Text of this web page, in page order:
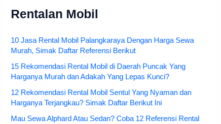
Rentalan Mobil
10 Jasa Rental Mobil Palangkaraya Dengan Harga Sewa
Murah, Simak Daftar Referensi Berikut
15 Rekomendasi Rental Mobil di Daerah Puncak Yang
Harganya Murah dan Adakah Yang Lepas Kunci?
12 Rekomendasi Rental Mobil Sentul Yang Nyaman dan
Harganya Terjangkau? Simak Daftar Berikut Ini
Mau Sewa Alphard Atau Sedan? Coba 12 Referensi Rental